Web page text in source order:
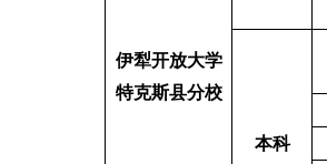
伊犁开放大学
特克斯县分校
本科